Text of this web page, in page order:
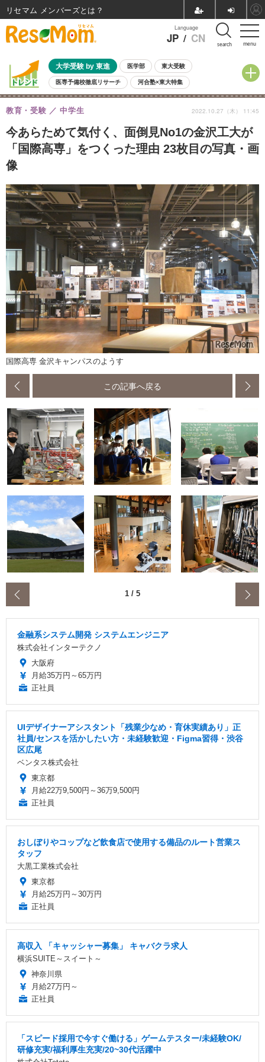
menu
Language
JP / CN search
大学受験 by 東進 医学部 東大受験
医専予備校徹底リサーチ 河合塾×東大特集
親子で考える大学選び 高校受験 中学受験 小学校受験
共通テスト 夏休み
8月開催イベント・WS 全国公立高校 過去問 人気記事
自由研究教材（小学生向け） 自由研究教材（中学生向け） ランキング
今あらためて気付く、面倒見No1の金沢工大が
「国際高専」をつくった理由 23枚目の写真・画
像
教育・受験 中学生 2022.10.27（木） 11:45
国際高専 金沢キャンパスのようす
この記事へ戻る
1 / 5
金融系システム開発 システムエンジニア
株式会社インターテクノ
大阪府
月給35万円～65万円
正社員
UIデザイナーアシスタント「残業少なめ・育休実績あり」正
社員/センスを活かしたい方・未経験歓迎・Figma習得・渋谷
区広尾
ベンタス株式会社
東京都
月給22万9,500円～36万9,500円
正社員
おしぼりやコップなど飲食店で使用する備品のルート営業ス
タッフ
大黒工業株式会社
東京都
月給25万円～30万円
正社員
高収入 「キャッシャー募集」 キャバクラ求人
横浜SUITE～スイート～
神奈川県
月給27万円～
正社員
「スピード採用で今すぐ働ける」ゲームテスター/未経験OK/
研修充実/福利厚生充実/20~30代活躍中
リセマム メンバーズ